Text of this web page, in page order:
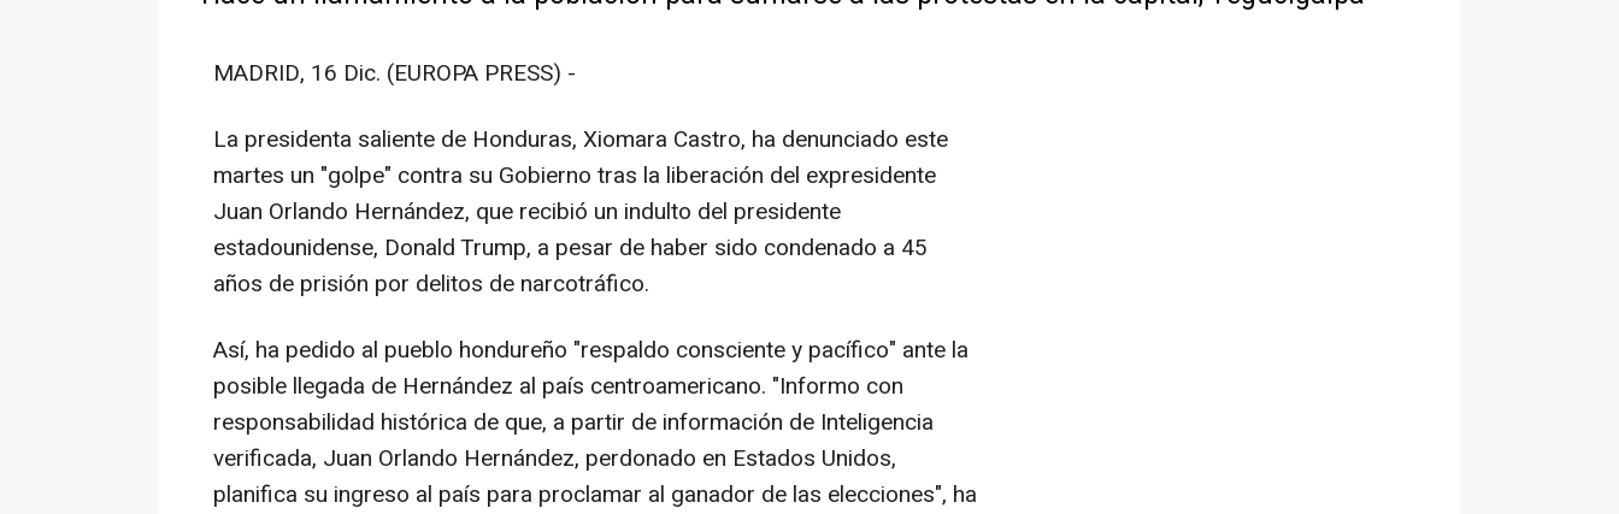
MADRID, 16 Dic. (EUROPA PRESS) -
La presidenta saliente de Honduras, Xiomara Castro, ha denunciado este
martes un "golpe" contra su Gobierno tras la liberación del expresidente
Juan Orlando Hernández, que recibió un indulto del presidente
estadounidense, Donald Trump, a pesar de haber sido condenado a 45
años de prisión por delitos de narcotráfico.
Así, ha pedido al pueblo hondureño "respaldo consciente y pacífico" ante la
posible llegada de Hernández al país centroamericano. "Informo con
responsabilidad histórica de que, a partir de información de Inteligencia
verificada, Juan Orlando Hernández, perdonado en Estados Unidos,
planifica su ingreso al país para proclamar al ganador de las elecciones", ha